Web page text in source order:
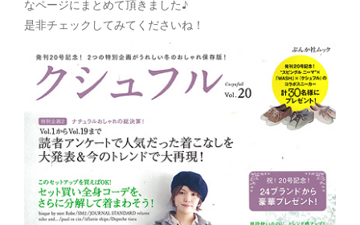
なページにまとめて頂きました♪
是非チェックしてみてくださいね！